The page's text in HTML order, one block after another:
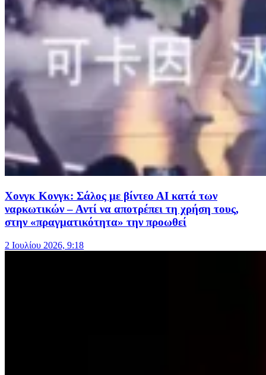
Χονγκ Κονγκ: Σάλος με βίντεο ΑΙ κατά των
ναρκωτικών – Αντί να αποτρέπει τη χρήση τους,
στην «πραγματικότητα» την προωθεί
2 Ιουλίου 2026, 9:18